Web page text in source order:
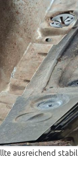
ausreichend stabil